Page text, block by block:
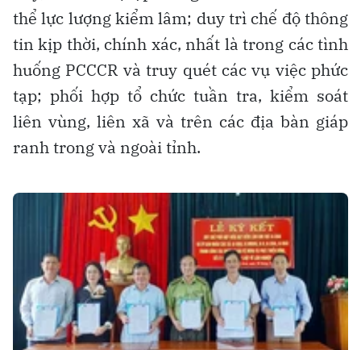
thể lực lượng kiểm lâm; duy trì chế độ thông
tin kịp thời, chính xác, nhất là trong các tình
huống PCCCR và truy quét các vụ việc phức
tạp; phối hợp tổ chức tuần tra, kiểm soát
liên vùng, liên xã và trên các địa bàn giáp
ranh trong và ngoài tỉnh.